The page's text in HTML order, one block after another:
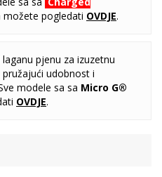
pogledati OVDJE.
pjenu za izuzetnu
udobnost i
modele sa sa Micro G®
OVDJE.